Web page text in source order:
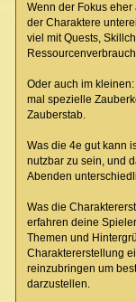
Wenn der Fokus
der Charaktere
viel mit Quests,
Oder auch im
mal spezielle
Zauberstab.
Was die 4e gut kann
nutzbar zu sein, und
Abenden
Was die
erfahren deine
Themen und
Charaktererstellung
reinzubringen um
darzustellen.